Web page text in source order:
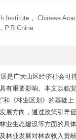
Institute， Chinese
P.R.China
是广大山区经济社会可
有重要影响。本文以临
和《林业区划》的基础
展方向，通过政策引导
业生态建设等方面的具
林业发展对林农收入贡